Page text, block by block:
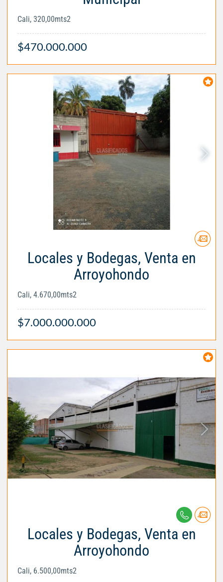
Cali, 320,00mts2
$470.000.000
Locales y Bodegas, Venta en
Arroyohondo
Cali, 4.670,00mts2
$7.000.000.000
Locales y Bodegas, Venta en
Arroyohondo
Cali, 6.500,00mts2